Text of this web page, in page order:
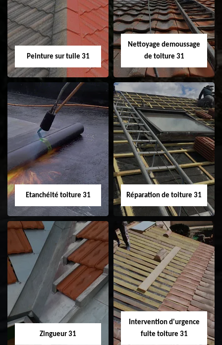
ravalement de
façade 31
Peinture sur tuile 31
Peinture sur tuile
31
Nettoyage demoussage
de toiture 31
Nettoyage
demoussage de
toiture 31
Etanchéité toiture 31
Etanchéité toiture
31
Réparation de toiture 31
Réparation de
toiture 31
Zingueur 31
Intervention d'urgence
fuite toiture 31